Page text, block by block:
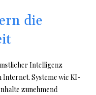
die
Intelligenz
Internet. Systeme wie KI-
zunehmend